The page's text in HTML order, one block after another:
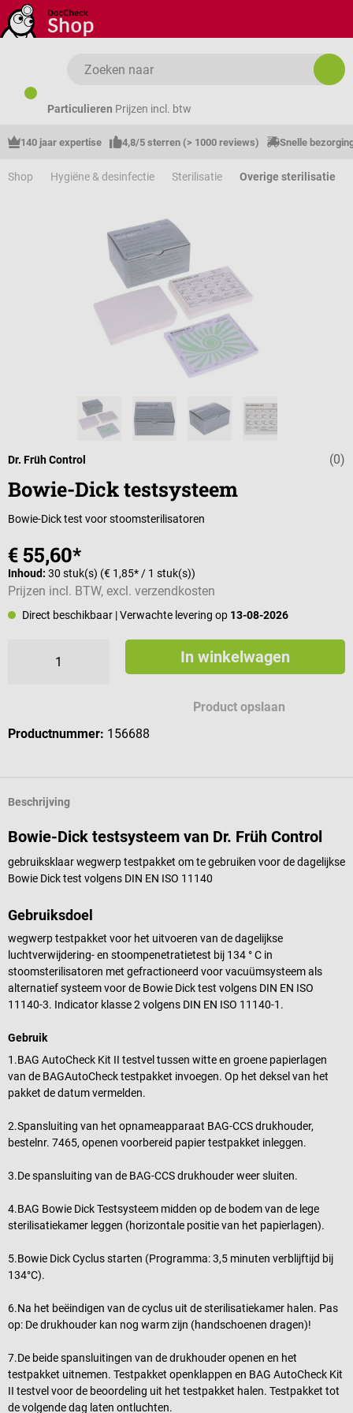
Ga naar de hoofdinhoud
Particulieren Prijzen incl. btw
140 jaar expertise 4,8/5 sterren (> 1000 reviews) Snelle
Shop Hygiëne & desinfectie Sterilisatie Overige sterilisatie
Gemiddelde
(0)
Dr. Früh Control
Bowie-Dick testsysteem
Bowie-Dick test voor stoomsterilisatoren
€ 55,60*
Inhoud: 30 stuk(s) (€ 1,85* / 1 stuk(s))
Prijzen incl. BTW, excl. verzendkosten
Direct beschikbaar | Verwachte levering op 13-08-2026
In winkelwagen
Product opslaan
Productnummer: 156688
Beschrijving
Bowie-Dick testsysteem van Dr. Früh Control
gebruiksklaar wegwerp testpakket om te gebruiken voor de dagelijkse
Bowie Dick test volgens DIN EN ISO 11140
Gebruiksdoel
wegwerp testpakket voor het uitvoeren van de dagelijkse
luchtverwijdering- en stoompenetratietest bij 134 ° C in
stoomsterilisatoren met gefractioneerd voor vacuümsysteem als
alternatief systeem voor de Bowie Dick test volgens DIN EN ISO
11140-3. Indicator klasse 2 volgens DIN EN ISO 11140-1.
Gebruik
1.BAG AutoCheck Kit II testvel tussen witte en groene papierlagen
van de BAGAutoCheck testpakket invoegen. Op het deksel van het
pakket de datum vermelden.
2.Spansluiting van het opnameapparaat BAG-CCS drukhouder,
bestelnr. 7465, openen voorbereid papier testpakket inleggen.
3.De spansluiting van de BAG-CCS drukhouder weer sluiten.
4.BAG Bowie Dick Testsysteem midden op de bodem van de lege
sterilisatiekamer leggen (horizontale positie van het papierlagen).
5.Bowie Dick Cyclus starten (Programma: 3,5 minuten verblijftijd bij
134°C).
6.Na het beëindigen van de cyclus uit de sterilisatiekamer halen. Pas
op: De drukhouder kan nog warm zijn (handschoenen dragen)!
7.De beide spansluitingen van de drukhouder openen en het
testpakket uitnemen. Testpakket openklappen en BAG AutoCheck Kit
II testvel voor de beoordeling uit het testpakket halen. Testpakket tot
de volgende dag laten ontluchten.